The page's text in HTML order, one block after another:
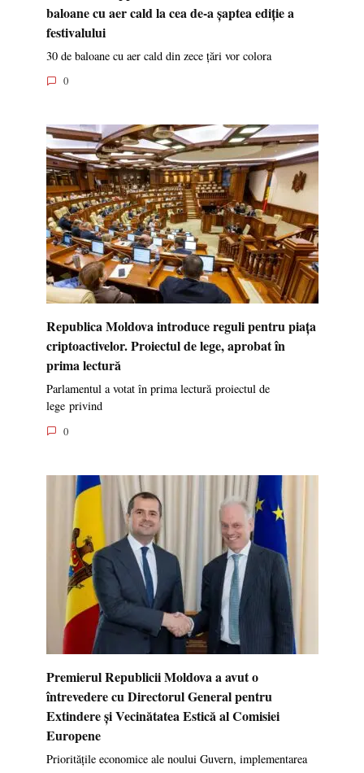
baloane cu aer cald la cea de-a șaptea ediție a
festivalului
30 de baloane cu aer cald din zece țări vor colora
0
Republica Moldova introduce reguli pentru piața
criptoactivelor. Proiectul de lege, aprobat în
prima lectură
Parlamentul a votat în prima lectură proiectul de
lege privind
0
Premierul Republicii Moldova a avut o
întrevedere cu Directorul General pentru
Extindere și Vecinătatea Estică al Comisiei
Europene
Prioritățile economice ale noului Guvern, implementarea